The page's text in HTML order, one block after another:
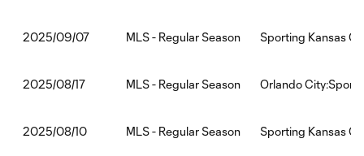
2025/09/07 MLS - Regular Season Sporting Kansas
2025/08/17 MLS - Regular Season Orlando
2025/08/10 MLS - Regular Season Sporting Kansas